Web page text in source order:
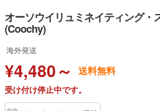
オーソウイリュミネイティング・
(Coochy)
海外発送
¥4,480～ 送料無料
受け付け停止中です。